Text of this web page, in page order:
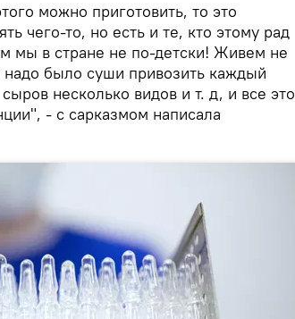
можно приготовить, то это
чего-то, но есть и те, кто этому рад
мы в стране не по-детски! Живем не
было суши привозить каждый
несколько видов и т. д, и все это
- с сарказмом написала